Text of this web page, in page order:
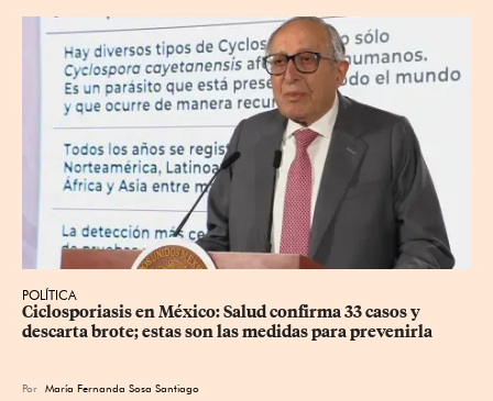
POLÍTICA
Ciclosporiasis en México: Salud confirma 33 casos y
descarta brote; estas son las medidas para prevenirla
Por María Fernanda Sosa Santiago